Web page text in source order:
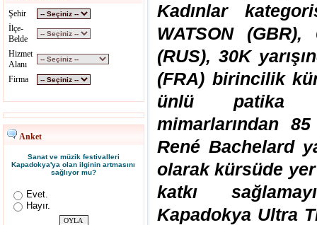
Şehir
İlçe-
Belde
Hizmet
Alanı
Firma
Anket
Sanat ve müzik festivalleri
Kapadokya'ya olan ilginin artmasını
sağlıyor mu?
Evet.
Hayır.
Kadınlar
WATSON (GBR),
(RUS), 30K
(FRA) birincilik
ünlü patika
mimarlarından
René Bachelard
olarak kürsüde
katkı
Kapadokya Ultra